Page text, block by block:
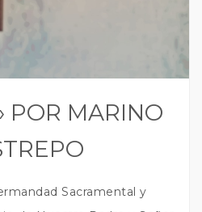
POR MARINO
Sacramental y